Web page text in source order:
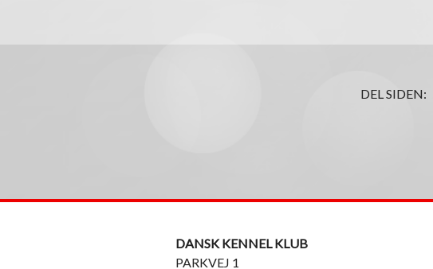
DEL SIDEN:
DANSK KENNEL KLUB
PARKVEJ 1